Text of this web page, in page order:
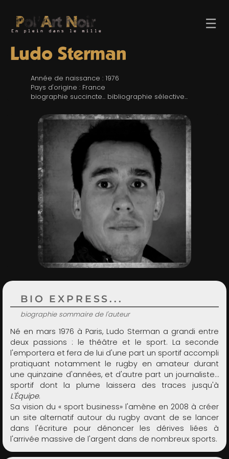
☰
TROMBINO
RECHERCHE
LIENS & FESTIVALS
UN POLAR AU HASARD
Ludo Sterman
Année de naissance : 1976
Pays d'origine : France
biographie succincte... bibliographie sélective...
BIO EXPRESS...
biographie sommaire de l'auteur
Né en mars 1976 à Paris, Ludo Sterman a grandi entre
deux passions : le théâtre et le sport. La seconde
l'emportera et fera de lui d'une part un sportif accompli
pratiquant notamment le rugby en amateur durant
une quinzaine d'années, et d'autre part un journaliste…
sportif dont la plume laissera des traces jusqu'à
L'Équipe.
Sa vision du « sport business» l'amène en 2008 à créer
un site alternatif autour du rugby avant de se lancer
dans l'écriture pour dénoncer les dérives liées à
l'arrivée massive de l'argent dans de nombreux sports.